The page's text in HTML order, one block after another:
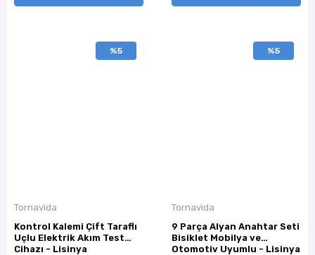
%5
Tornavida
Kontrol Kalemi Çift Taraflı
Uçlu Elektrik Akım Test
Cihazı - Lisinya
%5
Tornavida
9 Parça Alyan Anahtar Seti
Bisiklet Mobilya ve
Otomotiv Uyumlu - Lisinya